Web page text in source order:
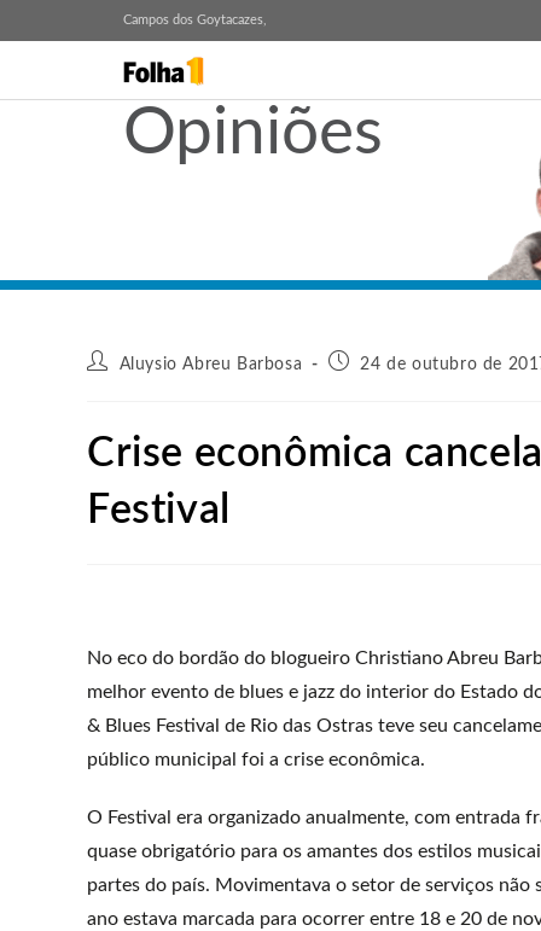
Campos dos Goytacazes,
Opiniões
Aluysio Abreu Barbosa 24 de outubro de
Crise econômica
Festival
No eco do bordão do blogueiro Christiano Abreu
melhor evento de blues e jazz do interior do Estado
& Blues Festival de Rio das Ostras teve seu
público municipal foi a crise econômica.
O Festival era organizado anualmente, com entrada
quase obrigatório para os amantes dos estilos
partes do país. Movimentava o setor de serviços não
ano estava marcada para ocorrer entre 18 e 20 de